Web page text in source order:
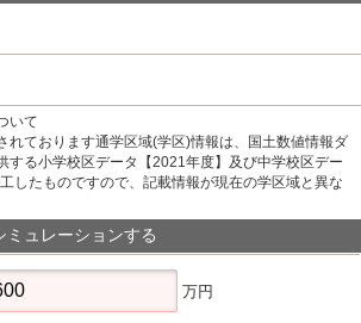
いて
れております通学区域(学区)情報は、国土数値情報ダ
する小学校区データ【2021年度】及び中学校区デー
したものですので、記載情報が現在の学区域と異な
ミュレーションする
万円